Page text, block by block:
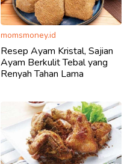
momsmoney.id
Resep Ayam Kristal, Sajian
Ayam Berkulit Tebal yang
Renyah Tahan Lama